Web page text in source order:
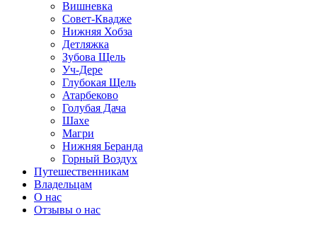
Вишневка
Совет-Квадже
Нижняя Хобза
Детляжка
Зубова Щель
Уч-Дере
Глубокая Щель
Атарбеково
Голубая Дача
Шахе
Магри
Нижняя Беранда
Горный Воздух
Путешественникам
Владельцам
О нас
Отзывы о нас